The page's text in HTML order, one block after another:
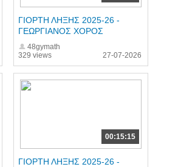
329 views
ΓΙΟΡΤΗ ΛΗΞΗΣ 2025-26 -
ΓΕΩΡΓΙΑΝΟΣ ΧΟΡΟΣ
48gymath
27-07-2026
00:15:15
ΓΙΟΡΤΗ ΛΗΞΗΣ 2025-26 -